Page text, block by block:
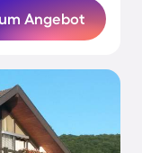
Angebot